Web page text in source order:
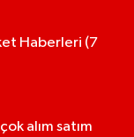
Haberleri (7
alım satım